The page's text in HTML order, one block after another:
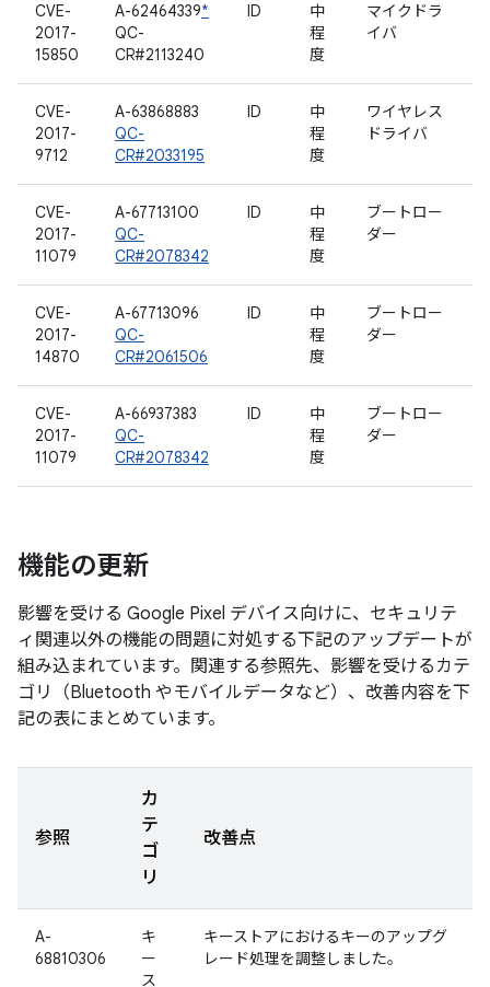
CVE-
2017-
15850
A-62464339*
QC-
CR#2113240
ID
中
程
度
マイクドラ
イバ
CVE-
2017-
9712
A-63868883
QC-
CR#2033195
ID
中
程
度
ワイヤレス
ドライバ
CVE-
2017-
11079
A-67713100
QC-
CR#2078342
ID
中
程
度
ブートロー
ダー
CVE-
2017-
14870
A-67713096
QC-
CR#2061506
ID
中
程
度
ブートロー
ダー
CVE-
2017-
11079
A-66937383
QC-
CR#2078342
ID
中
程
度
ブートロー
ダー
機能の更新
影響を受ける Google Pixel デバイス向けに、セキュリテ
ィ関連以外の機能の問題に対処する下記のアップデートが
組み込まれています。関連する参照先、影響を受けるカテ
ゴリ（Bluetooth やモバイルデータなど）、改善内容を下
記の表にまとめています。
参照
カ
テ
ゴ
リ
改善点
A-
68810306
キ
ー
ス
キーストアにおけるキーのアップグ
レード処理を調整しました。